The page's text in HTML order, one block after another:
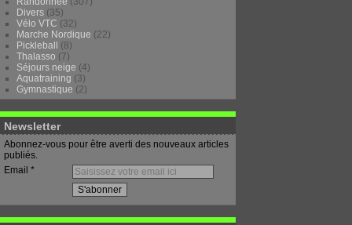
Divers (35)
Vélo VTC (32)
Marche Nordique (22)
Pickleball
(8)
Thalasso (7)
Séjours neige (4)
Aquatraining (3)
Gymnastique (2)
Newsletter
Abonnez-vous pour être averti des nouveaux articles
publiés.
Email